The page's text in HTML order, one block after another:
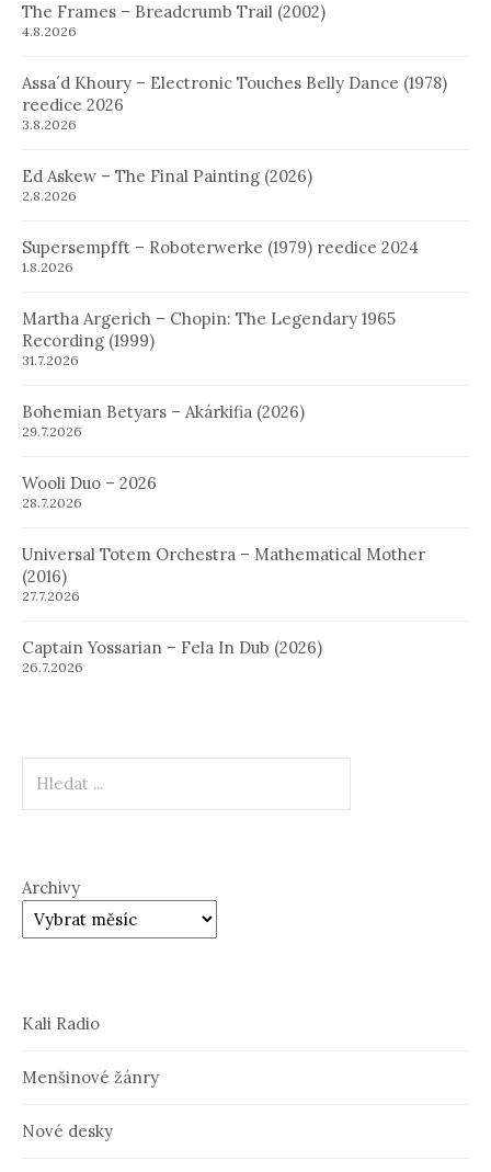
The Frames – Breadcrumb Trail (2002)
4.8.2026
Assa´d Khoury – Electronic Touches Belly Dance (1978)
reedice 2026
3.8.2026
Ed Askew – The Final Painting (2026)
2.8.2026
Supersempfft – Roboterwerke (1979) reedice 2024
1.8.2026
Martha Argerich – Chopin: The Legendary 1965
Recording (1999)
31.7.2026
Bohemian Betyars – Akárkifia (2026)
29.7.2026
Wooli Duo – 2026
28.7.2026
Universal Totem Orchestra – Mathematical Mother
(2016)
27.7.2026
Captain Yossarian – Fela In Dub (2026)
26.7.2026
Archivy
Kali Radio
Menšinové žánry
Nové desky